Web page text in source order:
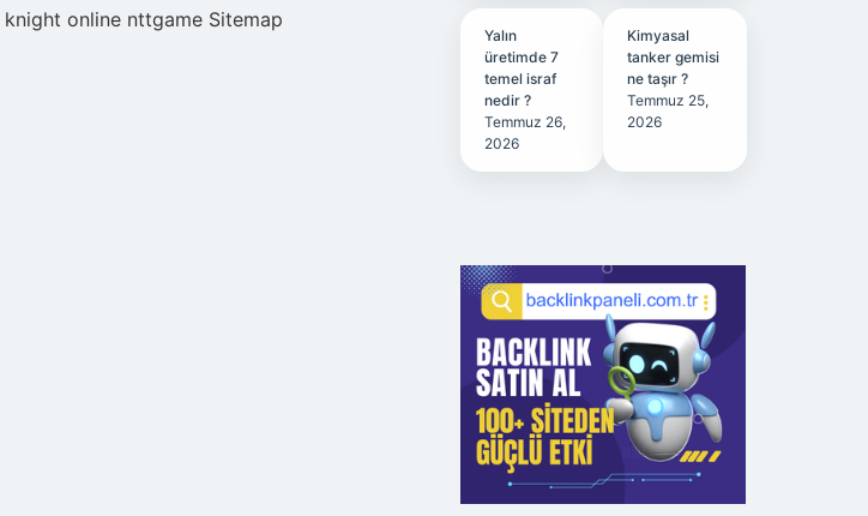
knight online nttgame Sitemap
Yalın
üretimde 7
temel israf
nedir ?
Temmuz 26,
2026
Kimyasal
tanker gemisi
ne taşır ?
Temmuz 25,
2026